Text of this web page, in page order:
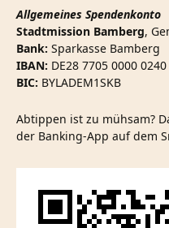
Allgemeines Spendenkonto
Stadtmission Bamberg,
Bank: Sparkasse Bamberg
IBAN: DE28 7705 0000
BIC: BYLADEM1SKB
Abtippen ist zu mühsam?
der Banking-App auf dem